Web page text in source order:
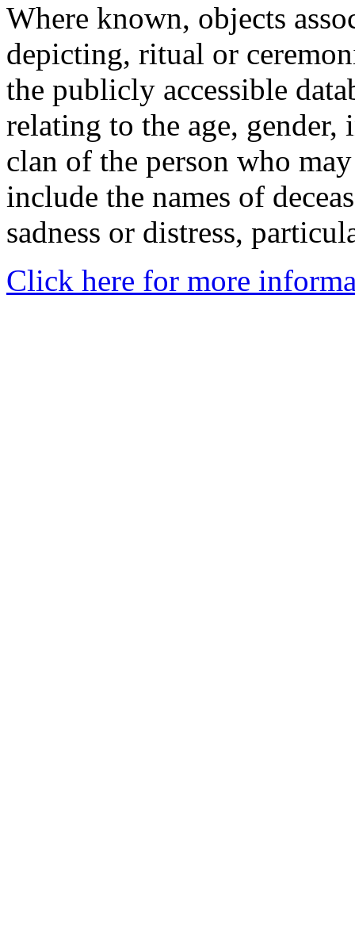
Where known, objects
depicting, ritual or
the publicly accessible
relating to the age,
clan of the person who
include the names of
sadness or distress,
Click here for more